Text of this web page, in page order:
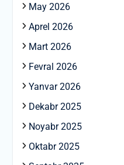
May 2026
Aprel 2026
Mart 2026
Fevral 2026
Yanvar 2026
Dekabr 2025
Noyabr 2025
Oktabr 2025